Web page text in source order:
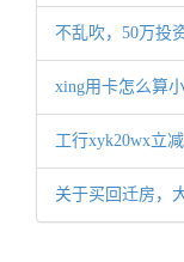
不乱吹，50万投
xing用卡怎么算
工行xyk20wx立
关于买回迁房，